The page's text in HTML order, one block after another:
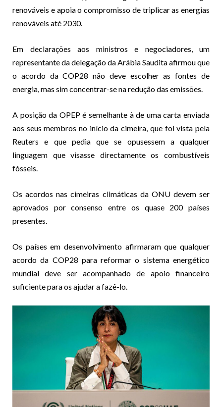
renováveis e apoia o compromisso de triplicar as energias
renováveis até 2030.
Em declarações aos ministros e negociadores, um
representante da delegação da Arábia Saudita afirmou que
o acordo da COP28 não deve escolher as fontes de
energia, mas sim concentrar-se na redução das emissões.
A posição da OPEP é semelhante à de uma carta enviada
aos seus membros no início da cimeira, que foi vista pela
Reuters e que pedia que se opusessem a qualquer
linguagem que visasse directamente os combustíveis
fósseis.
Os acordos nas cimeiras climáticas da ONU devem ser
aprovados por consenso entre os quase 200 países
presentes.
Os países em desenvolvimento afirmaram que qualquer
acordo da COP28 para reformar o sistema energético
mundial deve ser acompanhado de apoio financeiro
suficiente para os ajudar a fazê-lo.